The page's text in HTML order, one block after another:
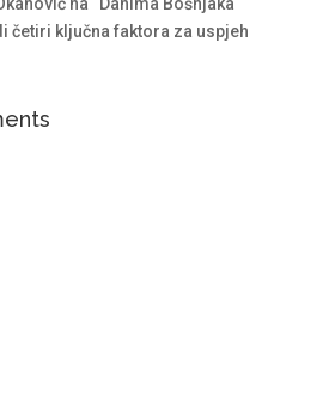
na “Danima Bošnjaka
četiri ključna faktora za uspjeh